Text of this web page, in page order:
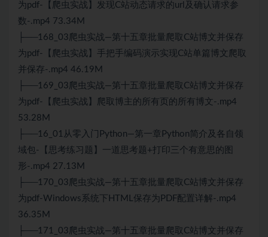
为pdf-【爬虫实战】发现C站动态请求的url及确认请求参
数-.mp4 73.34M
├──168_03爬虫实战—第十五章批量爬取C站博文并保存
为pdf-【爬虫实战】手把手编码演示实现C站单篇博文爬取
并保存-.mp4 46.19M
├──169_03爬虫实战—第十五章批量爬取C站博文并保存
为pdf-【爬虫实战】爬取博主的所有页的所有博文-.mp4
53.28M
├──16_01从零入门Python—第一章Python简介及各自领
域包-【思考练习题】一道思考题+打印三个有意思的图
形-.mp4 27.13M
├──170_03爬虫实战—第十五章批量爬取C站博文并保存
为pdf-Windows系统下 HTML保存为PDF配置详解-.mp4
36.35M
├──171_03爬虫实战—第十五章批量爬取C站博文并保存